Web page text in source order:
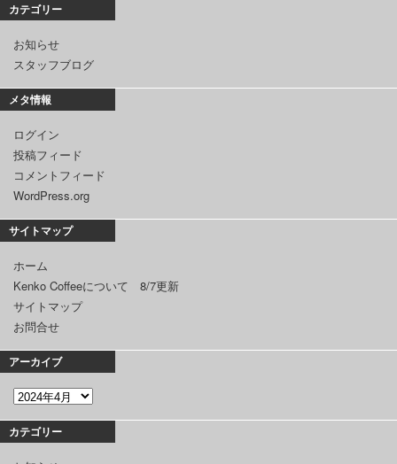
カテゴリー
お知らせ
スタッフブログ
メタ情報
ログイン
投稿フィード
コメントフィード
WordPress.org
サイトマップ
ホーム
Kenko Coffeeについて 8/7更新
サイトマップ
お問合せ
アーカイブ
カテゴリー